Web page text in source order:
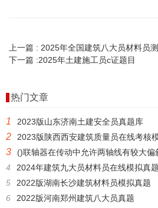
上一篇 : 2025年全国建筑八大员材料员
下一篇 :2025年土建施工员c证题目
热门文章
1 2023版山东济南土建安全员真题库
2 2023版陕西西安建筑质量员在线考核
3
()联轴器在传动中允许两轴线有较大偏斜
4
2024年建筑九大员材料员在线模拟真
5
2022版湖南长沙建筑材料员模拟真题
6
2022版河南郑州建筑八大员真题